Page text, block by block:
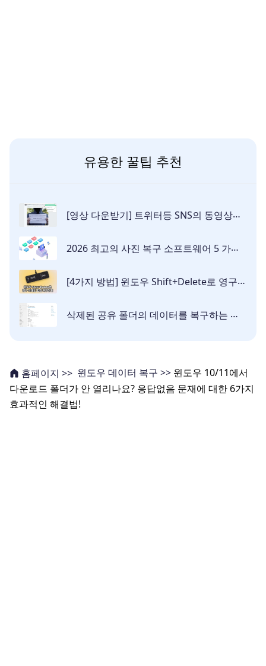
유용한 꿀팁 추천
[영상 다운받기] 트위터등 SNS의 동영상을 다운로드 방법 총정리
2026 최고의 사진 복구 소프트웨어 5 가지 무료 다운로드
[4가지 방법] 윈도우 Shift+Delete로 영구 삭제된 파일 및 폴더 복구하기
삭제된 공유 폴더의 데이터를 복구하는 방법 정리
홈페이지 >> 윈도우 데이터 복구 >> 윈도우 10/11에서
다운로드 폴더가 안 열리나요? 응답없음 문재에 대한 6가지
효과적인 해결법!